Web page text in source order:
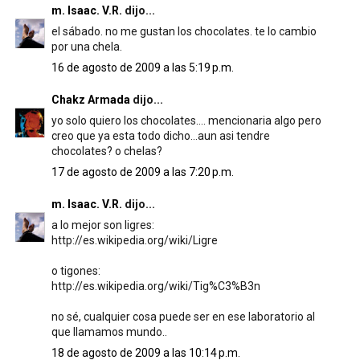
m. Isaac. V.R. dijo...
el sábado. no me gustan los chocolates. te lo cambio
por una chela.
16 de agosto de 2009 a las 5:19 p.m.
Chakz Armada dijo...
yo solo quiero los chocolates.... mencionaria algo pero
creo que ya esta todo dicho...aun asi tendre
chocolates? o chelas?
17 de agosto de 2009 a las 7:20 p.m.
m. Isaac. V.R. dijo...
a lo mejor son ligres:
http://es.wikipedia.org/wiki/Ligre
o tigones:
http://es.wikipedia.org/wiki/Tig%C3%B3n
no sé, cualquier cosa puede ser en ese laboratorio al
que llamamos mundo..
18 de agosto de 2009 a las 10:14 p.m.